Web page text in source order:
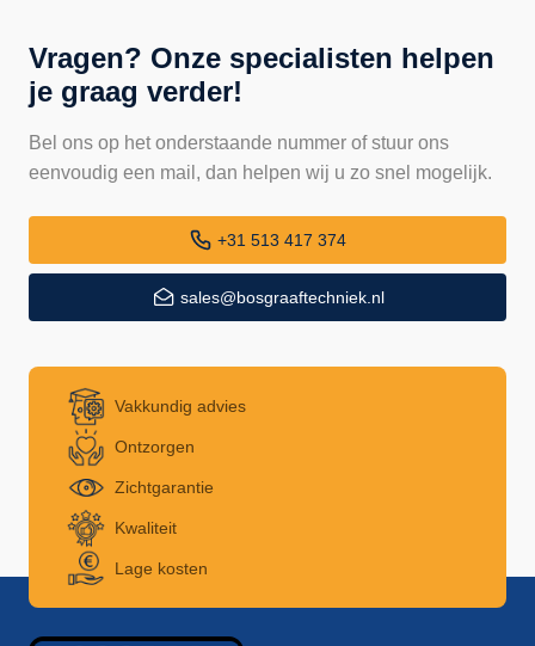
Vragen? Onze specialisten helpen
je graag verder!
Bel ons op het onderstaande nummer of stuur ons
eenvoudig een mail, dan helpen wij u zo snel mogelijk.
+31 513 417 374
sales@bosgraaftechniek.nl
Vakkundig advies
Ontzorgen
Zichtgarantie
Kwaliteit
Lage kosten